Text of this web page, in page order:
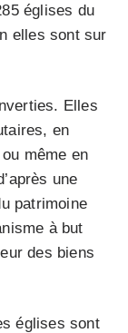
églises du
elles sont sur
Elles
en
même en
une
patrimoine
à but
des biens
églises sont